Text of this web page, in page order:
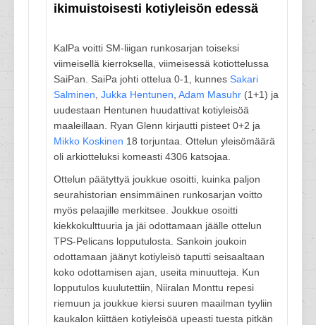
ikimuistoisesti kotiyleisön edessä
KalPa voitti SM-liigan runkosarjan toiseksi
viimeisellä kierroksella, viimeisessä kotiottelussa
SaiPan. SaiPa johti ottelua 0-1, kunnes Sakari
Salminen Jukka Hentunen Adam Masuhr (1+1) ja
uudestaan Hentunen huudattivat kotiyleisöä
maaleillaan. Ryan Glenn kirjautti pisteet 0+2 ja
Mikko Koskinen 18 torjuntaa. Ottelun yleisömäärä
oli arkiotteluksi komeasti 4306 katsojaa.
Ottelun päätyttyä joukkue osoitti, kuinka paljon
seurahistorian ensimmäinen runkosarjan voitto
myös pelaajille merkitsee. Joukkue osoitti
kiekkokulttuuria ja jäi odottamaan jäälle ottelun
TPS-Pelicans lopputulosta. Sankoin joukoin
odottamaan jäänyt kotiyleisö taputti seisaaltaan
koko odottamisen ajan, useita minuutteja. Kun
lopputulos kuulutettiin, Niiralan Monttu repesi
riemuun ja joukkue kiersi suuren maailman tyyliin
kaukalon kiittäen kotiyleisöä upeasti tuesta pitkän